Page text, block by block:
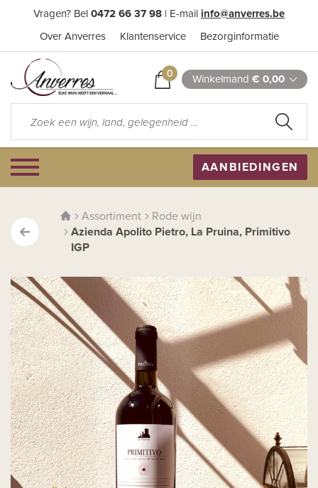
Vragen? Bel 0472 66 37 98 | E-mail info@anverres.be
Over Anverres Klantenservice Bezorginformatie
0 Winkelmand € 0,00
AANBIEDINGEN
Assortiment
Rode wijn
Azienda Apolito Pietro, La Pruina, Primitivo
IGP